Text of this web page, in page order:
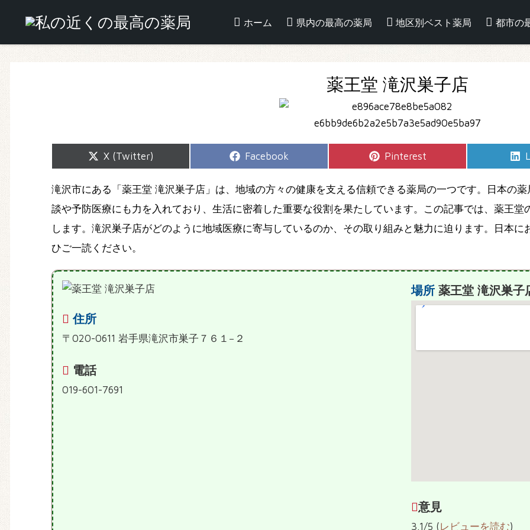
ホーム 県内の最高の薬局 地区別ベスト薬局 都市の
薬王堂 滝沢巣子店
Share
X (Twitter)
Share
Facebook
Share
Pinterest
滝沢市にある「薬王堂 滝沢巣子店」は、地域の方々の健康を支える信頼できる薬局の一つです。日本の
談や予防医療にも力を入れており、生活に密着した重要な役割を果たしています。この記事では、薬王
します。滝沢巣子店がどのように地域医療に寄与しているのか、その取り組みと魅力に迫ります。日本
ひご一読ください。
住所
〒020-0611 岩手県滝沢市巣子７６１−２
電話
019-601-7691
場所薬王堂 滝沢巣子
意見
3.1/5 (レビューを読む)